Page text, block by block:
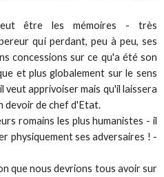
être les mémoires - très
qui perdant, peu à peu, ses
concessions sur ce qu'a été son
et plus globalement sur le sens
veut apprivoiser mais qu'il laissera
devoir de chef d'Etat.
romains les plus humanistes - il
physiquement ses adversaires ! -
que nous devrions tous avoir sur